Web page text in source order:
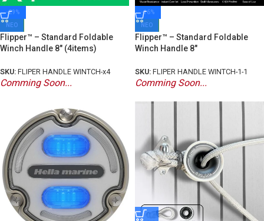
-29%
ΝΕΟ
Flipper™ – Standard Foldable
Winch Handle 8″ (4items)
SKU: FLIPER HANDLE WINTCH-x4
Comming Soon...
-16%
ΝΕΟ
Flipper™ – Standard Foldable
Winch Handle 8″
SKU: FLIPER HANDLE WINTCH-1-1
Comming Soon...